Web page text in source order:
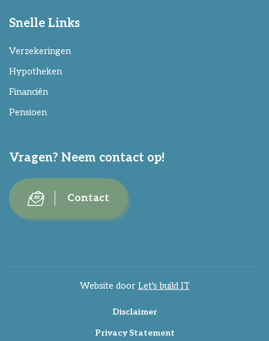
Snelle Links
Verzekeringen
Hypotheken
Financiën
Pensioen
Vragen? Neem contact op!
Contact
Website door Let's build IT
Disclaimer
Privacy Statement